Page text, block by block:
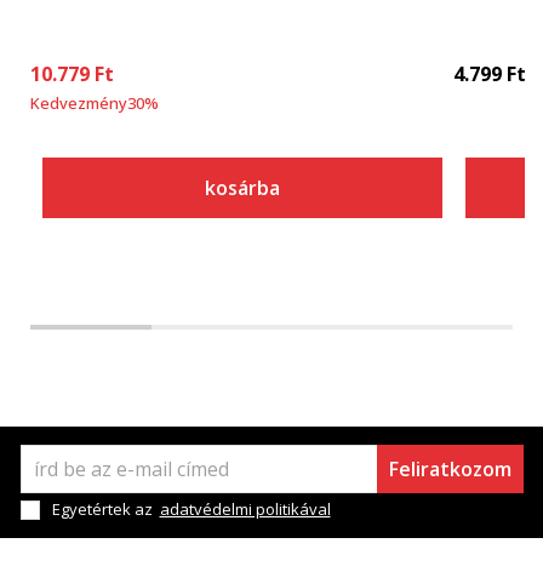
10.779 Ft
Kedvezmény30%
kosárba
4.799 Ft
Feliratkozom
Egyetértek az adatvédelmi politikával